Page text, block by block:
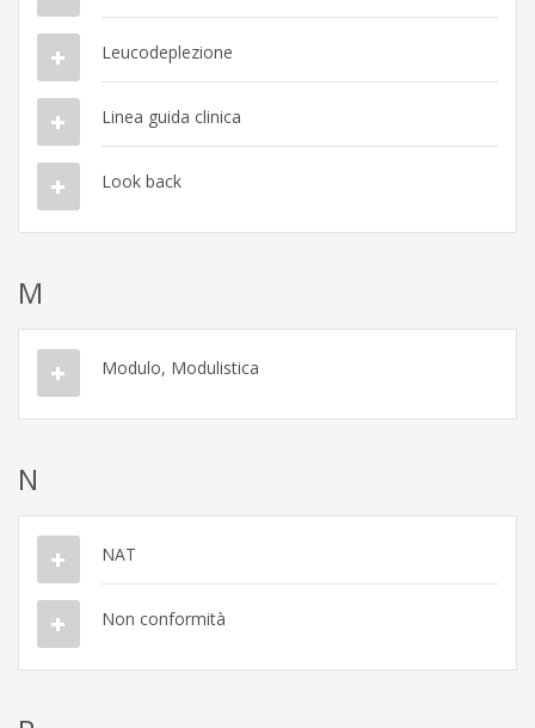
Leucodeplezione
Linea guida clinica
Look back
M
Modulo, Modulistica
N
NAT
Non conformità